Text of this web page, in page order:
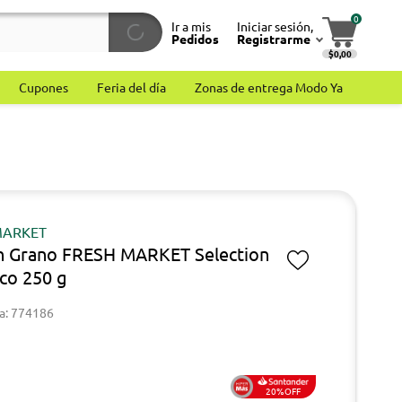
Ir a mis
Pedidos
Iniciar sesión,
Registrarme
0
$0,00
Cupones Feria del día Zonas de entrega Modo Ya
Grano FRESH MARKET Selection
250 g
774186
20%OFF